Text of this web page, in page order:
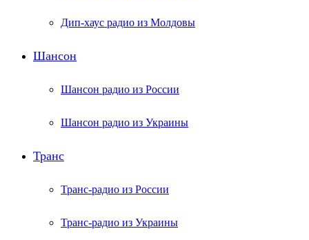
Дип-хаус радио из Молдовы
Шансон
Шансон радио из России
Шансон радио из Украины
Транс
Транс-радио из России
Транс-радио из Украины